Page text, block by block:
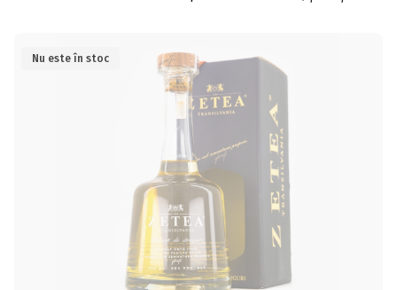
Nu este în stoc